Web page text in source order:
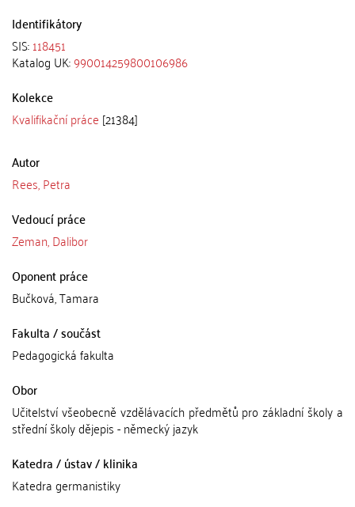
Identifikátory
SIS:118451
Katalog UK:990014259800106986
Kolekce
Kvalifikační práce [21384]
Autor
Rees, Petra
Vedoucí práce
Zeman, Dalibor
Oponent práce
Bučková, Tamara
Fakulta / součást
Pedagogická fakulta
Obor
Učitelství všeobecně vzdělávacích předmětů pro základní školy a
střední školy dějepis - německý jazyk
Katedra / ústav / klinika
Katedra germanistiky